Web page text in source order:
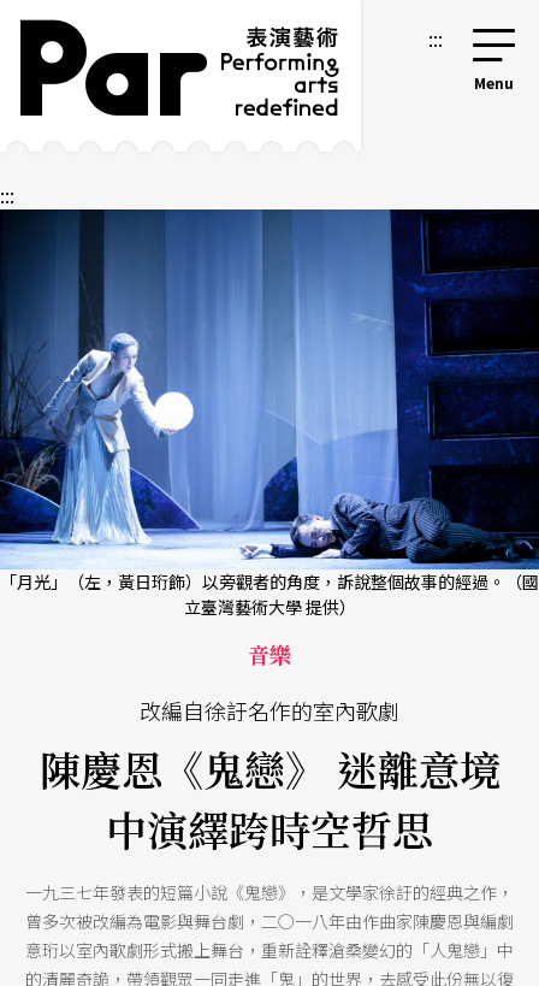
跳到主要內容區塊
網站導覽 :::
:::
「月光」（左，黃日珩飾）以旁觀者的角度，訴說整個故事的經過。（國
立臺灣藝術大學 提供）
音樂
改編自徐訏名作的室內歌劇
陳慶恩《鬼戀》 迷離意境
中演繹跨時空哲思
一九三七年發表的短篇小說《鬼戀》，是文學家徐訏的經典之作，
曾多次被改編為電影與舞台劇，二○一八年由作曲家陳慶恩與編劇
意珩以室內歌劇形式搬上舞台，重新詮釋滄桑變幻的「人鬼戀」中
的清麗奇詭，帶領觀眾一同走進「鬼」的世界，去感受此份無以復